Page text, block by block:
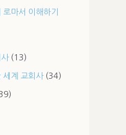
마서 이해하기
(13)
세계 교회사(34)